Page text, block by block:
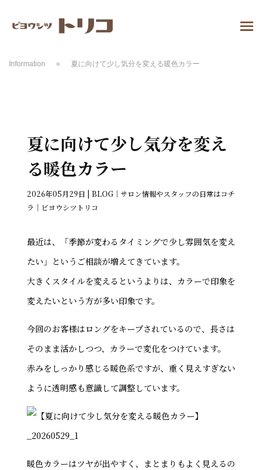
Information » 夏に向けて少し気分を変える暖色カラー
夏に向けて少し気分を変え
る暖色カラー
2026年05月29日 | BLOG｜サロン情報やスタッフの日常はコチ
ラ｜ビヨウシツトリコ
最近は、「季節が変わるタイミングで少し雰囲気を変え
たい」というご相談が増えてきています。
大きくスタイルを変えるというよりは、カラーで印象を
変えたいという方が多い印象です。
今回のお客様はロングをキープされているので、長さは
そのまま活かしつつ、カラーで変化をつけています。
赤みをしっかり感じる暖色系ですが、重く見えすぎない
ように透明感も意識して調整しています。
暖色カラーはツヤが出やすく、まとまりもよく見えるの